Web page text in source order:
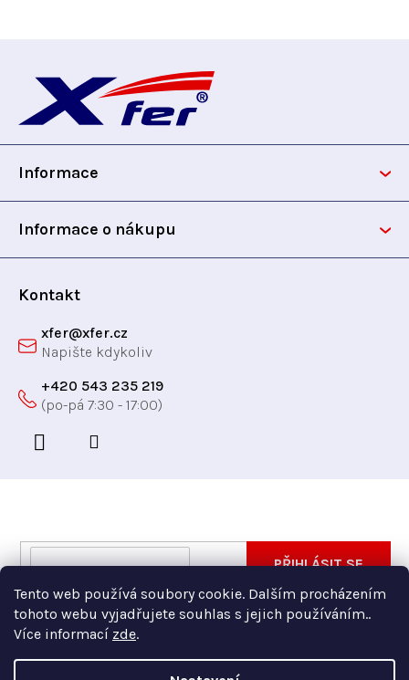
Tento web používá soubory cookie. Dalším procházením
tohoto webu vyjadřujete souhlas s jejich používáním..
Více informací zde.
p
Informace
Informace o nákupu
Kontakt
xfer@xfer.cz
+420 543 235 219
Vložte svůj e-mail a my vám budeme zasílat informace
E-
Vložením e-mailu souhlasíte spodmínkami ochrany
osobních údajů
PŘIHLÁSIT SE